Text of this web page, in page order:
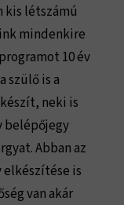
kis létszámú
mindenkire
10 év
szülő is a
neki is
belépőjegy
Abban az
elkészítése is
van akár